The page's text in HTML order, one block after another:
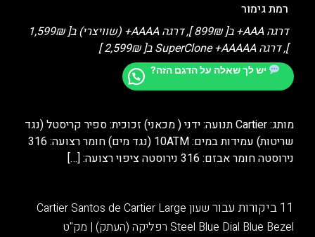
רמת גימור
דרגה AAA+ ב[ 899₪ ], דרגה AAAA+ (שוויצרי) ב[ 1,599₪
], דרגה SuperClone +AAAAA ב[ 2,599₪ ]
יש לך שאלה על הדגם הזה?
מותג: Cartier תנועה: ידני ( מכאני) זכוכית: ספיר קריסטל (נגד
שריטות) עמידות במים: 10ATM (נגד מים) חומר רצועה: 316
נירוסטה חומר אבזם: 316 נירוסטה ציפוי רצועה:
[…]
11 ביקורות עבור
שעון Cartier Santos de Cartier Large
Steel Blue Dial Blue Bezel רפליקה (העתק) | מק"ט